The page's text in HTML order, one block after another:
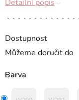
Dostupnost
Můžeme doručit do
Barva
Detailní popis